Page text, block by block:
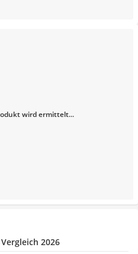
wird ermittelt...
2026